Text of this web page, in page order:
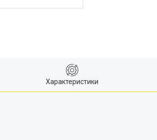
Характеристики